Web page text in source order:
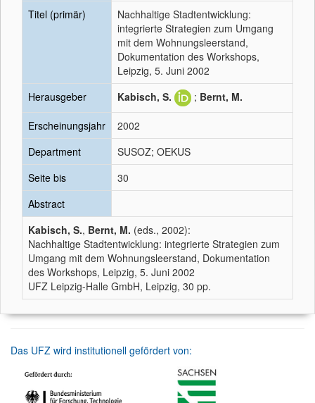
Titel (primär)
Nachhaltige Stadtentwicklung:
integrierte Strategien zum Umgang
mit dem Wohnungsleerstand,
Dokumentation des Workshops,
Leipzig, 5. Juni 2002
Herausgeber
Kabisch, S. ; Bernt, M.
Erscheinungsjahr
2002
Department
SUSOZ; OEKUS
Seite bis
30
Abstract
Kabisch, S., Bernt, M. (eds., 2002):
Nachhaltige Stadtentwicklung: integrierte Strategien zum
Umgang mit dem Wohnungsleerstand, Dokumentation
des Workshops, Leipzig, 5. Juni 2002
UFZ Leipzig-Halle GmbH, Leipzig, 30 pp.
Das UFZ wird institutionell gefördert von: